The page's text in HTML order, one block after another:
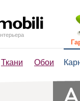
Ткани Обои